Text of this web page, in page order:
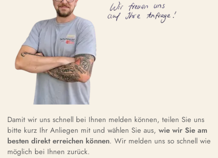
Damit wir uns schnell bei Ihnen melden können, teilen Sie uns
bitte kurz Ihr Anliegen mit und wählen Sie aus, wie wir Sie am
besten direkt erreichen können. Wir melden uns so schnell wie
möglich bei Ihnen zurück.